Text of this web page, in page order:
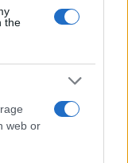
the
web or